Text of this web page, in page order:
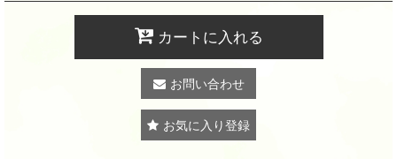
カートに入れる
お問い合わせ
お気に入り登録